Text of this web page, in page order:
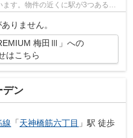
す。物件の近くに駅が3つあるこ
りません。
梅田Ⅲ」への
はこちら
デン
線 「天神橋筋六丁目 」駅 徒歩